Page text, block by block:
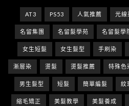
AT3 PS53 人氣推薦 光線
名留集團 名留髮學苑 名留髮學
女生短髮 女生髮型 手刷染
漸層染 燙髮 燙髮推薦 特殊色
男生髮型 短髮 簡單編髮 紋
縮毛矯正 美髮教學 美髮養成